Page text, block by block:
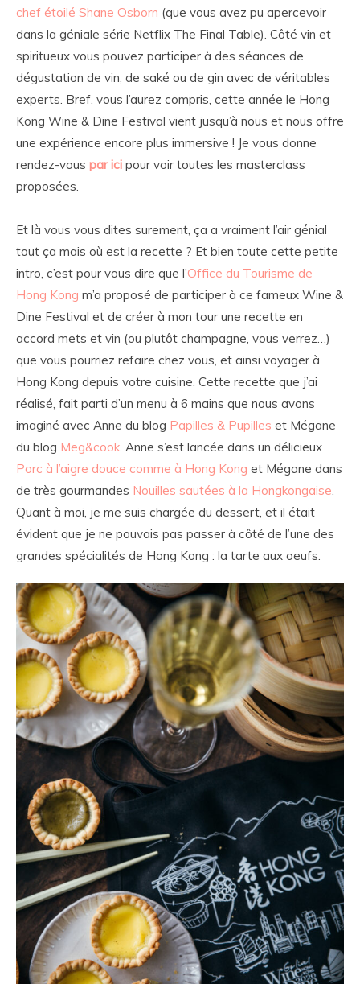
chef étoilé Shane Osborn (que vous avez pu apercevoir
dans la géniale série Netflix The Final Table). Côté vin et
spiritueux vous pouvez participer à des séances de
dégustation de vin, de saké ou de gin avec de véritables
experts. Bref, vous l’aurez compris, cette année le Hong
Kong Wine & Dine Festival vient jusqu’à nous et nous offre
une expérience encore plus immersive ! Je vous donne
rendez-vous par ici pour voir toutes les masterclass
proposées.
Et là vous vous dites surement, ça a vraiment l’air génial
tout ça mais où est la recette ? Et bien toute cette petite
intro, c’est pour vous dire que l’Office du Tourisme de
Hong Kong m’a proposé de participer à ce fameux Wine &
Dine Festival et de créer à mon tour une recette en
accord mets et vin (ou plutôt champagne, vous verrez…)
que vous pourriez refaire chez vous, et ainsi voyager à
Hong Kong depuis votre cuisine. Cette recette que j’ai
réalisé, fait parti d’un menu à 6 mains que nous avons
imaginé avec Anne du blog Papilles & Pupilles et Mégane
du blog Meg&cook. Anne s’est lancée dans un délicieux
Porc à l’aigre douce comme à Hong Kong et Mégane dans
de très gourmandes Nouilles sautées à la Hongkongaise.
Quant à moi, je me suis chargée du dessert, et il était
évident que je ne pouvais pas passer à côté de l’une des
grandes spécialités de Hong Kong : la tarte aux oeufs.